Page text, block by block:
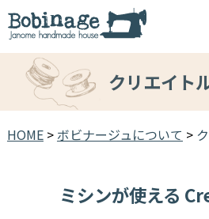
クリエイト
HOME> ボビナージュについて >
ミシンが使える